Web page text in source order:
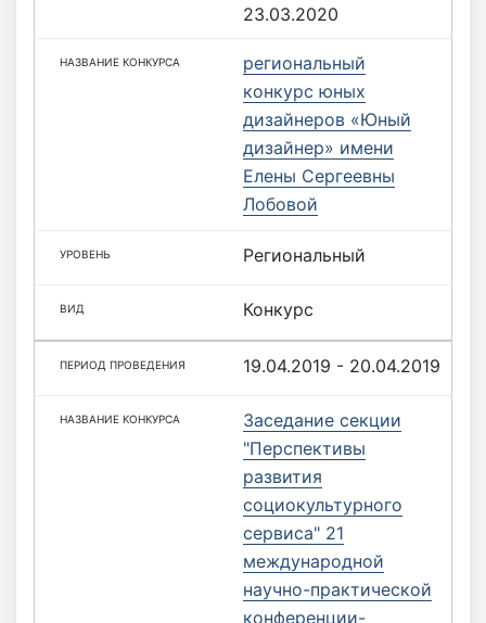
23.03.2020
региональный
конкурс юных
дизайнеров «Юный
дизайнер» имени
Елены Сергеевны
Лобовой
Региональный
Конкурс
19.04.2019 - 20.04.2019
Заседание секции
"Перспективы
развития
социокультурного
сервиса" 21
международной
научно-практической
конференции-